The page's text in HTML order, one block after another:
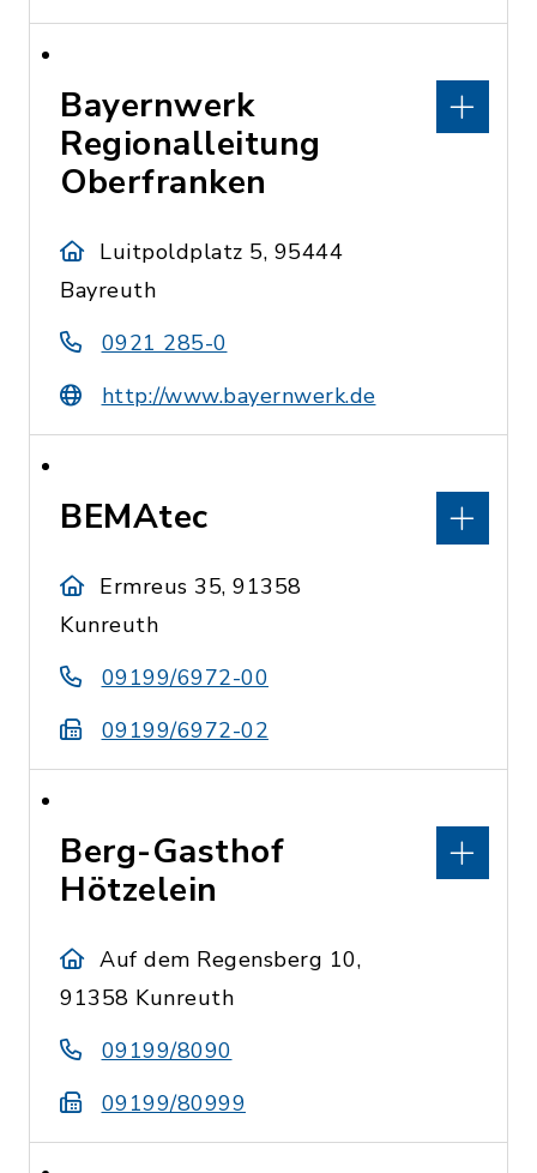
Bayernwerk
Regionalleitung
Oberfranken
Luitpoldplatz 5, 95444
Bayreuth
0921 285-0
http://www.bayernwerk.de
BEMAtec
Ermreus 35, 91358
Kunreuth
09199/6972-00
09199/6972-02
Berg-Gasthof
Hötzelein
Auf dem Regensberg 10,
91358 Kunreuth
09199/8090
09199/80999